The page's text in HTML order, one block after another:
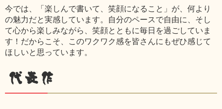
今では、「楽しんで書いて、笑顔になること」が、何より
の魅力だと実感しています。自分のペースで自由に、そし
て心から楽しみながら、笑顔とともに毎日を過ごしていま
す！だからこそ、このワクワク感を皆さんにもぜひ感じて
ほしいと思っています。
代表作